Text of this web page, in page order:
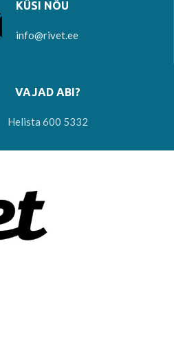
KÜSI NÕU
info@rivet.ee
VAJAD ABI?
Helista 600 5332